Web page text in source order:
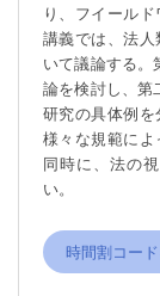
り、フイール
講義では、法
いて議論する。
論を検討し、第
研究の具体例
様々な規範に
同時に、法の
い。
時間割コー